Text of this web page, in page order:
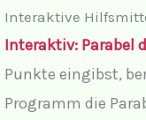
Interaktive
Interaktiv: Parabel
Punkte eingibst,
Programm die